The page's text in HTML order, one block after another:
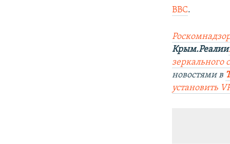
BBC.
Р
Крым.Реалии
зеркального
новостями в
установить